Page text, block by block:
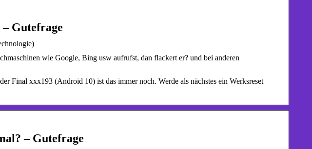
Gutefrage
wie Google, Bing usw aufrufst, dan flackert er? und bei anderen
Final xxx193 (Android 10) ist das immer noch. Werde als nächstes ein Werksreset
– Gutefrage